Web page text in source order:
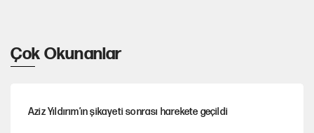
Çok Okunanlar
Aziz Yıldırım’ın şikayeti sonrası harekete geçildi